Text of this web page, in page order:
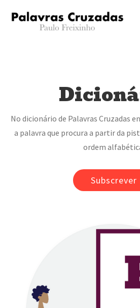
No dicionário de Palavras Cruzadas
a palavra que procura a partir da
ordem
Subscrever